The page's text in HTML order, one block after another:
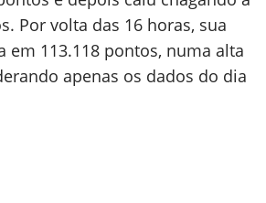
Por volta das 16 horas, sua
em 113.118 pontos, numa alta
apenas os dados do dia